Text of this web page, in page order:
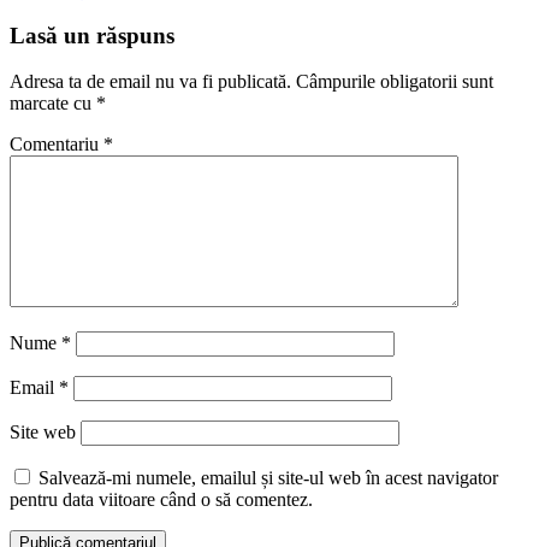
Lasă un răspuns
Adresa ta de email nu va fi publicată. Câmpurile obligatorii sunt
marcate cu *
Comentariu *
Nume *
Email *
Site web
Salvează-mi numele, emailul și site-ul web în acest navigator
pentru data viitoare când o să comentez.